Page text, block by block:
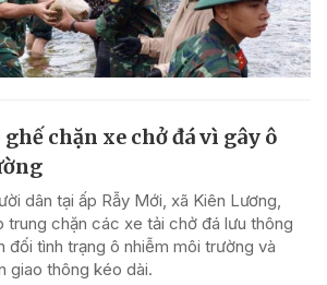
chặn xe chở đá vì gây ô
dân tại ấp Rẫy Mới, xã Kiên Lương,
trung chặn các xe tải chở đá lưu thông
đối tình trạng ô nhiễm môi trường và
giao thông kéo dài.